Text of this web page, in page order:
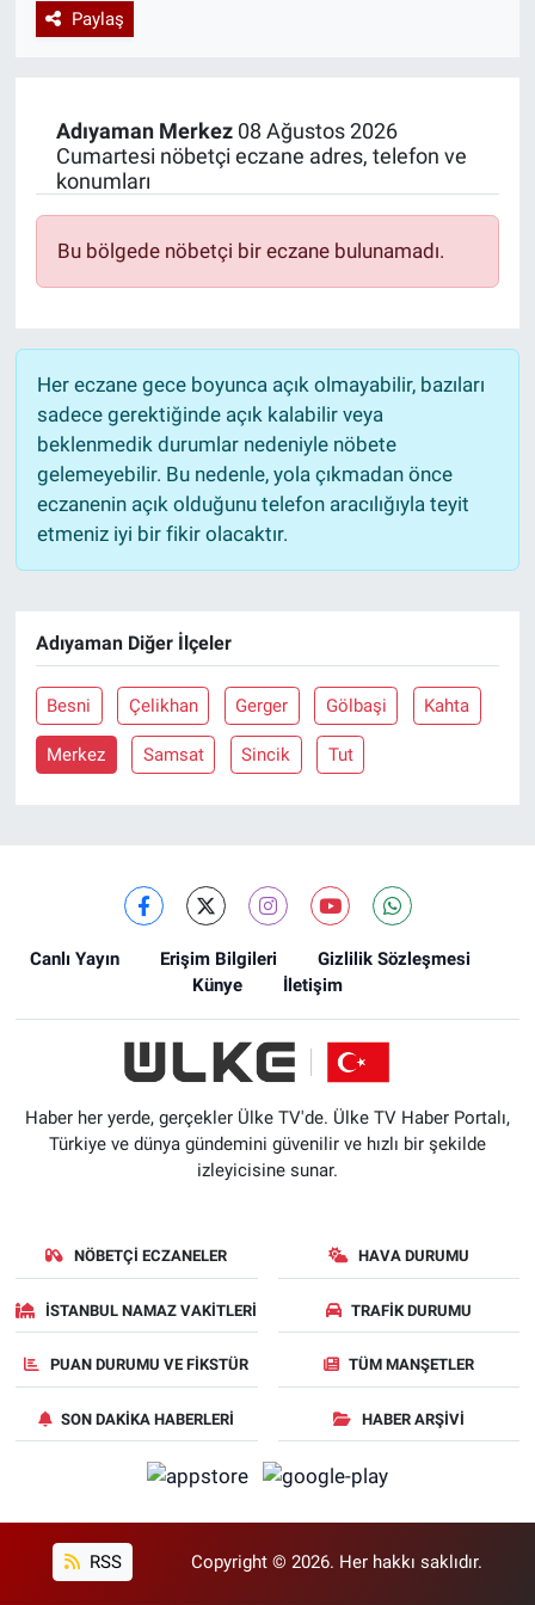
Paylaş
Adıyaman Merkez08 Ağustos 2026
Cumartesi nöbetçi eczane adres, telefon ve
konumları
Bu bölgede nöbetçi bir eczane bulunamadı.
Her eczane gece boyunca açık olmayabilir, bazıları
sadece gerektiğinde açık kalabilir veya
beklenmedik durumlar nedeniyle nöbete
gelemeyebilir. Bu nedenle, yola çıkmadan önce
eczanenin açık olduğunu telefon aracılığıyla teyit
etmeniz iyi bir fikir olacaktır.
Adıyaman Diğer İlçeler
Besni Çelikhan Gerger Gölbaşi Kahta
Merkez Samsat Sincik Tut
Canlı Yayın Erişim Bilgileri
Gizlilik Sözleşmesi
Künye
İletişim
Haber her yerde, gerçekler Ülke TV'de. Ülke TV Haber Portalı,
Türkiye ve dünya gündemini güvenilir ve hızlı bir şekilde
izleyicisine sunar.
NÖBETÇI ECZANELER HAVA DURUMU
İSTANBUL NAMAZ VAKITLERI TRAFIK DURUMU
PUAN DURUMU VE FIKSTÜR TÜM MANŞETLER
SON DAKIKA HABERLERI HABER ARŞIVI
RSS Copyright © 2026. Her hakkı saklıdır.
Özel Haberler
Dünya
Özel Haberler
Erişim Bilgileri
Sağlık
Teknoloji
Ramazan
Haber Arşivi